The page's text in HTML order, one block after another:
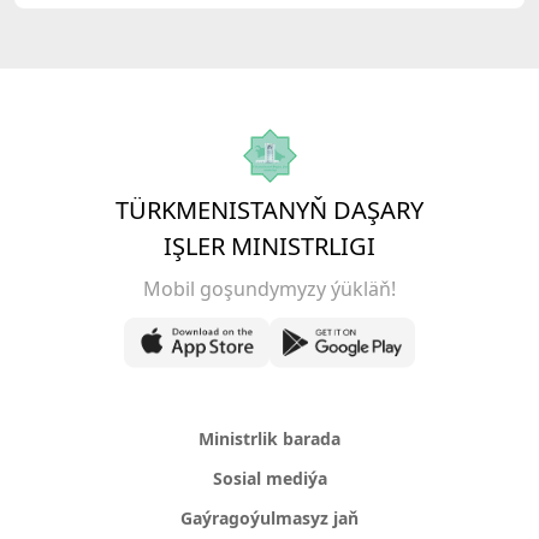
TÜRKMENISTANYŇ DAŞARY
IŞLER MINISTRLIGI
Mobil goşundymyzy ýükläň!
Ministrlik barada
Sosial mediýa
Gaýragoýulmasyz jaň